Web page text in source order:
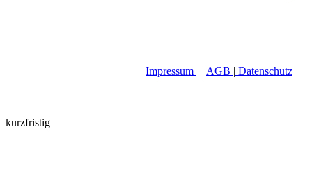
Impressum | AGB | Datenschutz
kurzfristig